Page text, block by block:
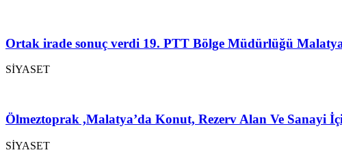
Ortak irade sonuç verdi 19. PTT Bölge Müdürlüğü
SİYASET
Ölmeztoprak ,Malatya’da Konut, Rezerv Alan Ve Sanayi
SİYASET